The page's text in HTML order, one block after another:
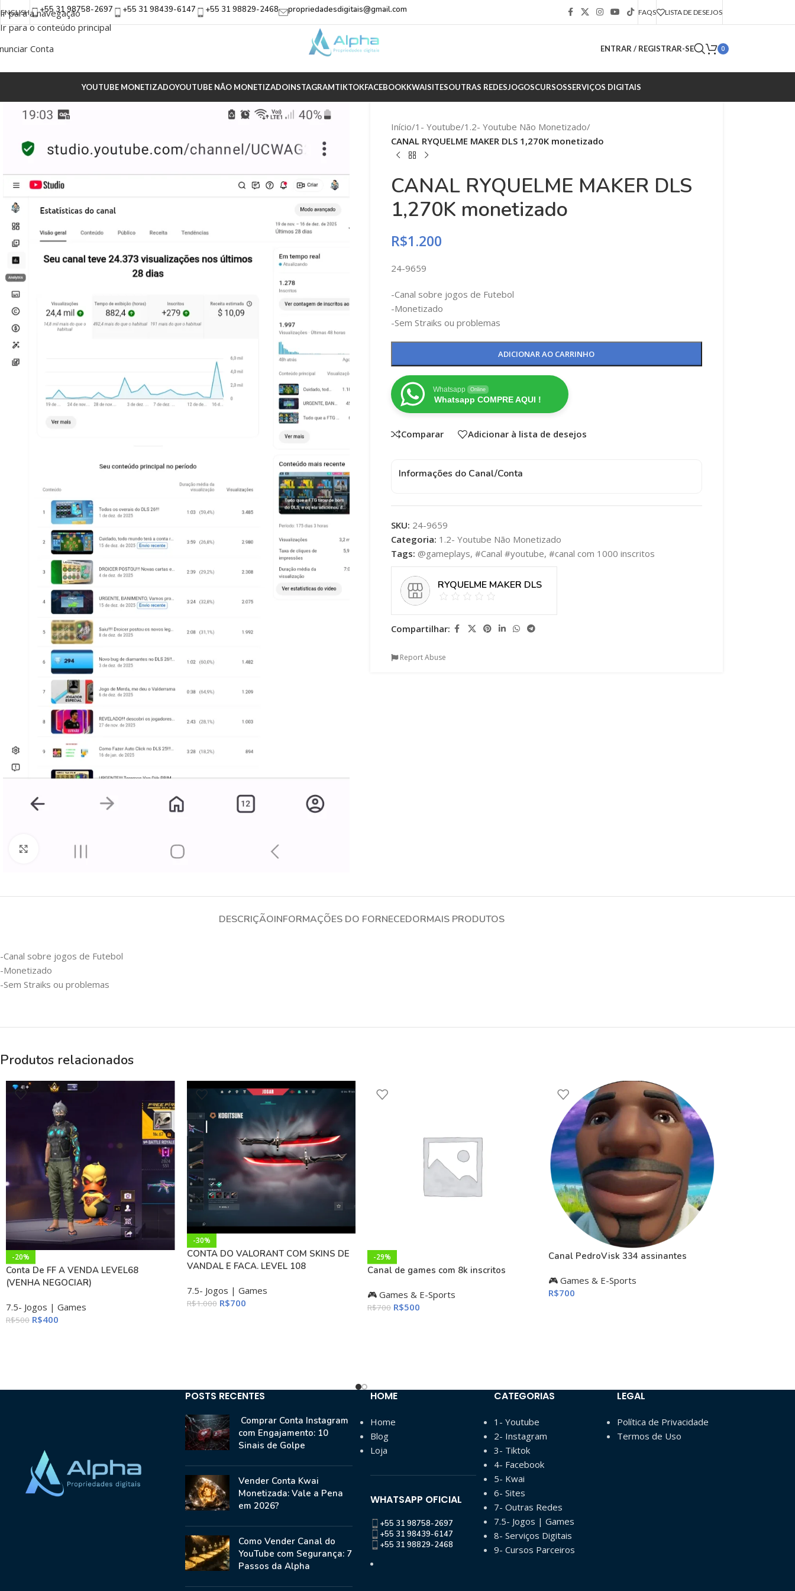
Ir para a navegação
Ir para o conteúdo principal
ENGLISH +55 31 98758-2697 +55 31 98439-6147 +55 31 98829-2468 propriedadesdigitais@gmail.com FAQS LISTA DE DESEJOS
Conta ENTRAR / REGISTRAR-SE 0
YOUTUBE MONETIZADOYOUTUBE NÃO MONETIZADOINSTAGRAMTIKTOKFACEBOOKKWAISITESOUTRAS REDESJOGOSCURSOSSERVIÇOS DIGITAIS
Clique para ampliar
Início/1- Youtube/1.2- Youtube Não Monetizado/
CANAL RYQUELME MAKER DLS 1,270K monetizado
CANAL RYQUELME MAKER DLS
1,270K monetizado
R$1.200
24-9659
-Canal sobre jogos de Futebol
-Monetizado
-Sem Straiks ou problemas
ADICIONAR AO CARRINHO
Whatsapp Online
Whatsapp COMPRE AQUI !
Comparar Adicionar à lista de desejos
Informações do Canal/Conta
SKU: 24-9659
Categoria: 1.2- Youtube Não Monetizado
Tags: @gameplays, #Canal #youtube, #canal com 1000 inscritos
RYQUELME MAKER DLS
Compartilhar:
Report Abuse
DESCRIÇÃOINFORMAÇÕES DO FORNECEDORMAIS PRODUTOS
-Canal sobre jogos de Futebol
-Monetizado
-Sem Straiks ou problemas
Produtos relacionados
-20%
Conta De FF A VENDA LEVEL68
(VENHA NEGOCIAR)
7.5- Jogos | Games
R$500 R$400
-30%
CONTA DO VALORANT COM SKINS DE
VANDAL E FACA. LEVEL 108
7.5- Jogos | Games
R$1.000 R$700
-29%
Canal de games com 8k inscritos
🎮 Games & E-Sports
R$700 R$500
Canal PedroVisk 334 assinantes
🎮 Games & E-Sports
R$700
POSTS RECENTES
Comprar Conta Instagram
com Engajamento: 10
Sinais de Golpe
Vender Conta Kwai
Monetizada: Vale a Pena
em 2026?
Como Vender Canal do
YouTube com Segurança: 7
Passos da Alpha
HOME
Home
Blog
Loja
WHATSAPP OFICIAL
+55 31 98758-2697
+55 31 98439-6147
+55 31 98829-2468
CATEGORIAS
1- Youtube
2- Instagram
3- Tiktok
4- Facebook
5- Kwai
6- Sites
7- Outras Redes
7.5- Jogos | Games
8- Serviços Digitais
9- Cursos Parceiros
LEGAL
Política de Privacidade
Termos de Uso